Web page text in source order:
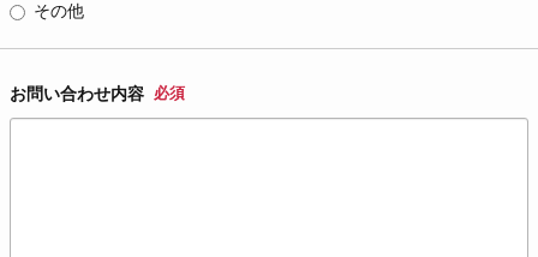
その他
お問い合わせ内容 必須